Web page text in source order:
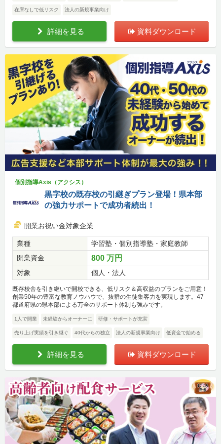
在庫なしで低リスク 法人の新規事業向け
詳細を見る 資料ダウンロード
個別指導Axis（アクシス）
黒字校の既存校の引継ぎプラン登場！県本部
の強力サポートで成功者続出！
開業お祝い金対象企業
業種
学習塾・個別指導塾・家庭教師
開業資金
800 万円
対象 個人・法人
既存校舎を引き継いで開校できる、低リスク＆高収益のプランをご用意！
創業50年の豊富な教育ノウハウで、抜群の生徒集客力を実現します。47
都道府県の県本部による万全のサポート体制も強みです。
1人で開業 未経験からオーナーに 研修・サポートが充実
売り上げ実績を引き継ぐ 40代からの独立 法人の新規事業向け 低資金で始める
詳細を見る 資料ダウンロード